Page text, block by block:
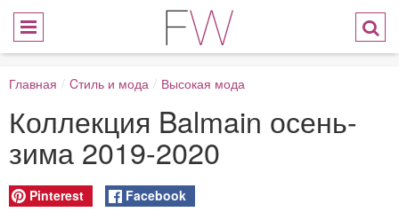
Главная / Cтиль и мода / Высокая мода
Коллекция Balmain осень-
зима 2019-2020
Pinterest Facebook